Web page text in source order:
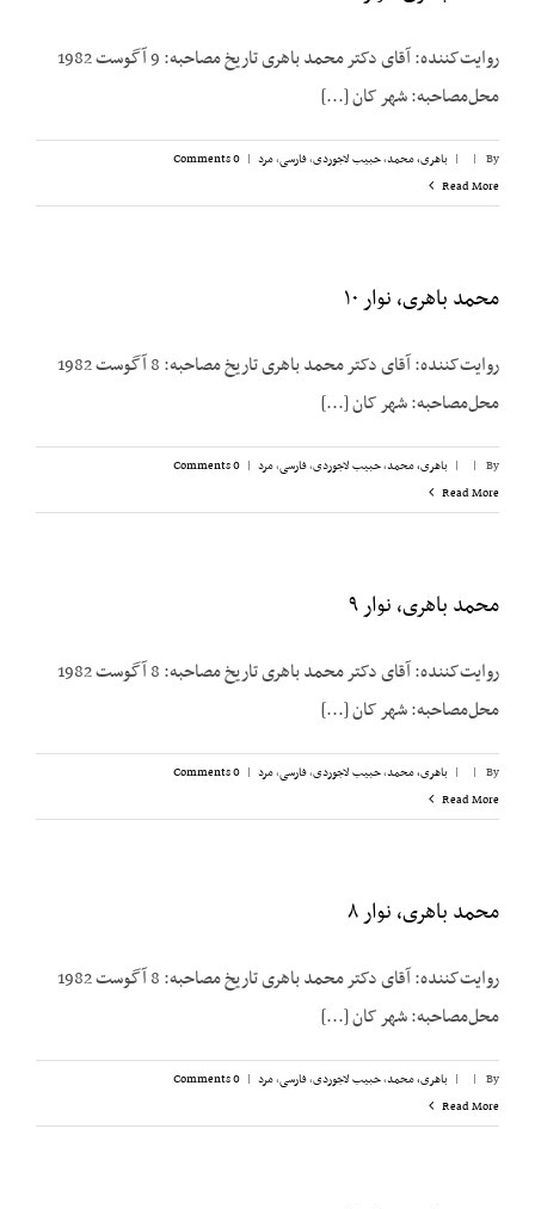
روایت‌کننده: آقای دکتر محمد باهری تاریخ مصاحبه: 9 آگوست 1982
محل‌مصاحبه: شهر کان [...]
By
|
| باهری، محمد,حبیب لاجوردی,فارسی,مرد |
0 Comments
Read More
محمد باهری، نوار ۱۰
روایت‌کننده: آقای دکتر محمد باهری تاریخ مصاحبه: 8 آگوست 1982
محل‌مصاحبه: شهر کان [...]
By
|
| باهری، محمد,حبیب لاجوردی,فارسی,مرد |
0 Comments
Read More
محمد باهری، نوار ۹
روایت‌کننده: آقای دکتر محمد باهری تاریخ مصاحبه: 8 آگوست 1982
محل‌مصاحبه: شهر کان [...]
By
|
| باهری، محمد,حبیب لاجوردی,فارسی,مرد |
0 Comments
Read More
محمد باهری، نوار ۸
روایت‌کننده: آقای دکتر محمد باهری تاریخ مصاحبه: 8 آگوست 1982
محل‌مصاحبه: شهر کان [...]
By
|
| باهری، محمد,حبیب لاجوردی,فارسی,مرد |
0 Comments
Read More